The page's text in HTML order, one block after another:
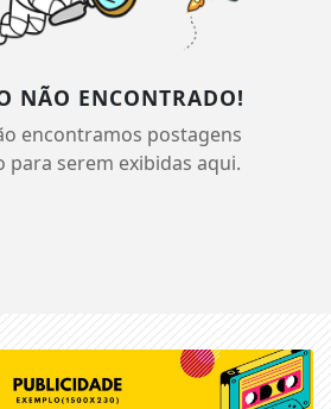
NÃO ENCONTRADO!
encontramos postagens
para serem exibidas aqui.